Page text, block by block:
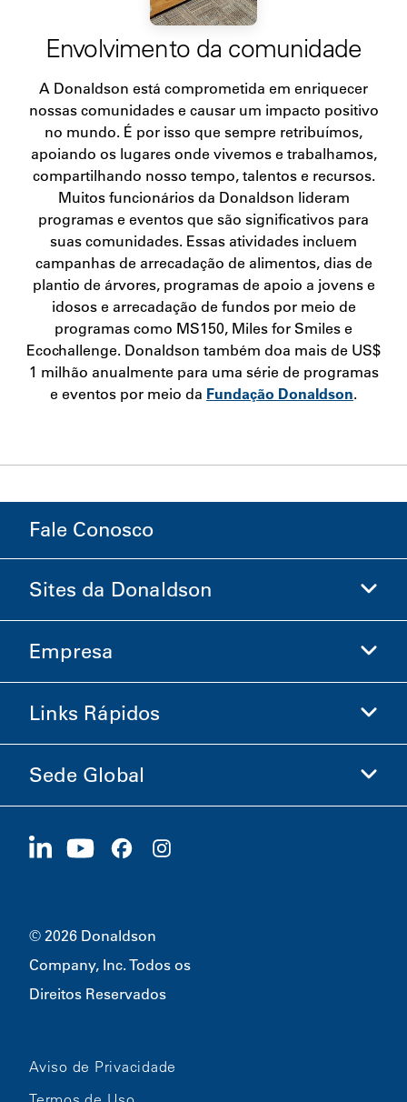
Envolvimento da comunidade
A Donaldson está comprometida em enriquecer
nossas comunidades e causar um impacto positivo
no mundo. É por isso que sempre retribuímos,
apoiando os lugares onde vivemos e trabalhamos,
compartilhando nosso tempo, talentos e recursos.
Muitos funcionários da Donaldson lideram
programas e eventos que são significativos para
suas comunidades. Essas atividades incluem
campanhas de arrecadação de alimentos, dias de
plantio de árvores, programas de apoio a jovens e
idosos e arrecadação de fundos por meio de
programas como MS150, Miles for Smiles e
Ecochallenge. Donaldson também doa mais de US$
1 milhão anualmente para uma série de programas
e eventos por meio da Fundação Donaldson.
Fale Conosco
Sites da Donaldson
Donaldson Life Sciences
Loja Donaldson
Empresa
Informações sobre a Empresa
Ética e Conformidade
Carreiras
Links Rápidos
Investidores
Fornecedores
Sustentabilidade
Sede Global
1400 W 94th Street
© 2026 Donaldson
Company, Inc. Todos os
Direitos Reservados
Aviso de Privacidade